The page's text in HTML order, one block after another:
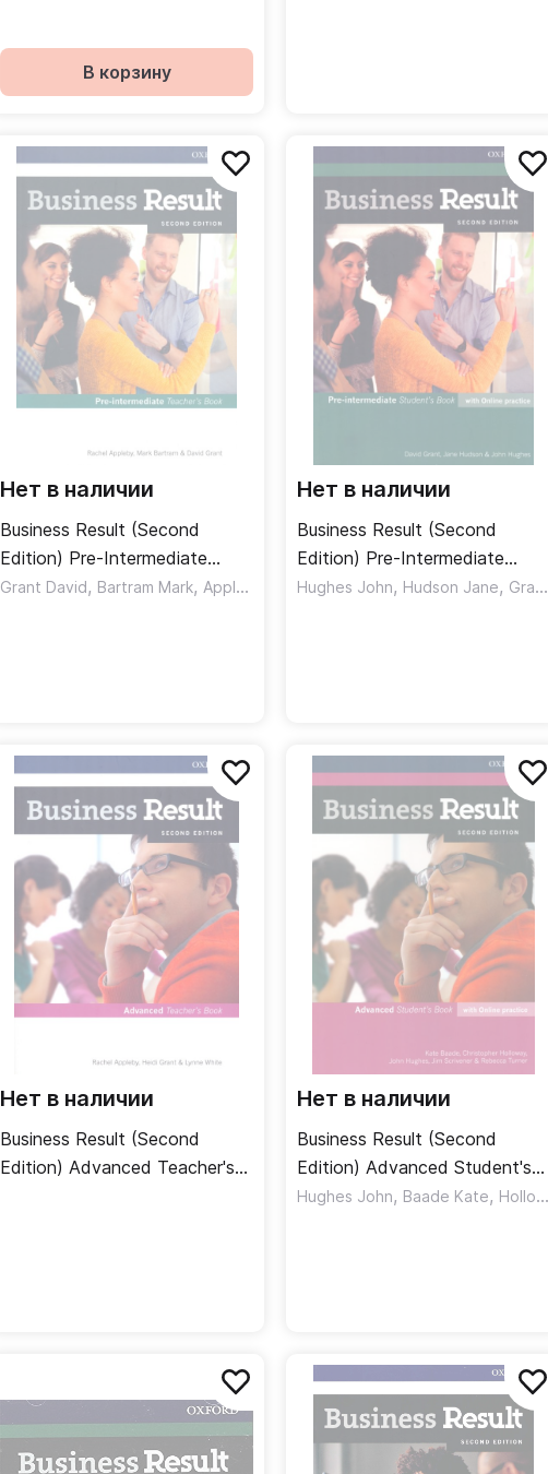
В корзину
Нет в наличии
Business Result (Second
Edition) Pre-Intermediate
Teacher's Book + DVD / Книга
Grant David, Bartram Mark, Appleby Rachel
Нет в наличии
Business Result (Second
Edition) Pre-Intermediate
Student's Book + Online
Hughes John, Hudson Jane, Grant David
Нет в наличии
Business Result (Second
Edition) Advanced Teacher's
Нет в наличии
Business Result (Second
Edition) Advanced Student's
Book + Online Practice /
Hughes John, Baade Kate, Holloway Christopher